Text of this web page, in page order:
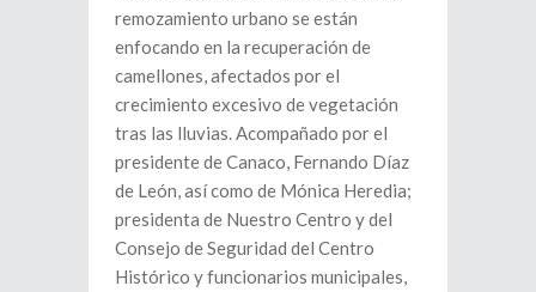
remozamiento urbano se están
enfocando en la recuperación de
camellones, afectados por el
crecimiento excesivo de vegetación
tras las lluvias. Acompañado por el
presidente de Canaco, Fernando Díaz
de León, así como de Mónica Heredia;
presidenta de Nuestro Centro y del
Consejo de Seguridad del Centro
Histórico y funcionarios municipales,